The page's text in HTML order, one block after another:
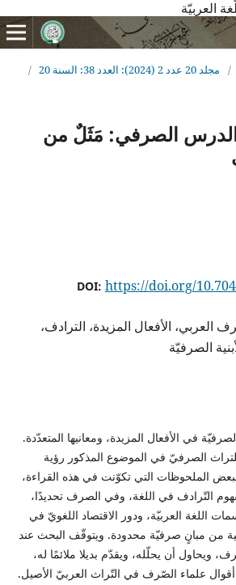
العربيّة
/ مجلد 20 عدد 2 (2024): العدد 38: السنة 20
/
الصرفي: مَثَلٌ من
DOI:https://doi.org/
العربي، الأفعال المزيدة، الترادف،
الصرفيّة
في الأفعال المزيدة، ومعانيها المتعدّدة.
الصرفيّ في الموضوع المذكور رؤية
الملحوظات التي تكوّنت في هذه القراءة،
التّرادف في اللغة، وفي الصرف تحديدًا،
اللغة العربيّة، ودور الاقتصاد اللغويّ في
من مبانٍ صرفيّة محدودة. ويتوقّف البحث عند
ويحاول أن يحلّله، ويقدّم بديلا ملائمًا له،
علماء الصّرف في التّراث العربيّ الأصيل.